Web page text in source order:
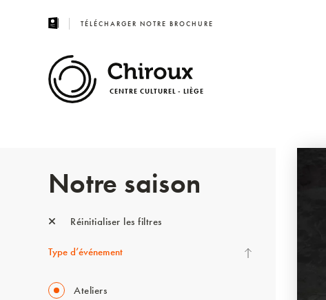
TÉLÉCHARGER NOTRE BROCHURE
CENTRE CULTUREL - LIÈGE
Notre saison
Réinitialiser les filtres
Type d’événement
Ateliers